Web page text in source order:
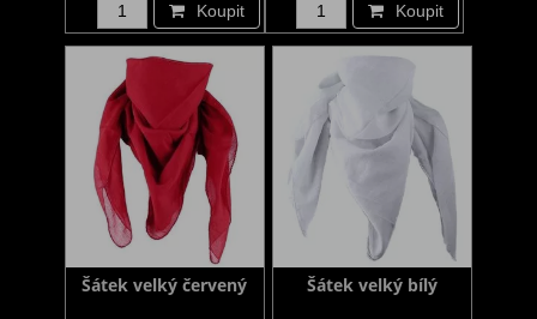
Koupit Koupit
Šátek velký červený Šátek velký bílý